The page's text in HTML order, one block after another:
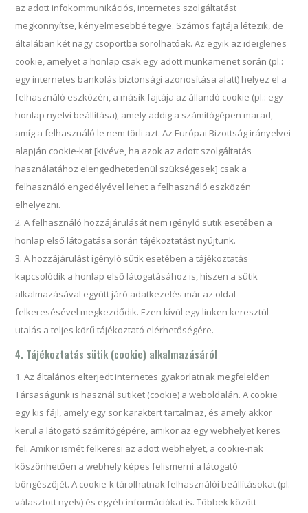
az adott infokommunikációs, internetes szolgáltatást
megkönnyítse, kényelmesebbé tegye. Számos fajtája létezik, de
általában két nagy csoportba sorolhatóak. Az egyik az ideiglenes
cookie, amelyet a honlap csak egy adott munkamenet során (pl.:
egy internetes bankolás biztonsági azonosítása alatt) helyez el a
felhasználó eszközén, a másik fajtája az állandó cookie (pl.: egy
honlap nyelvi beállítása), amely addig a számítógépen marad,
amíg a felhasználó le nem törli azt. Az Európai Bizottság irányelvei
alapján cookie-kat [kivéve, ha azok az adott szolgáltatás
használatához elengedhetetlenül szükségesek] csak a
felhasználó engedélyével lehet a felhasználó eszközén
elhelyezni.
A felhasználó hozzájárulását nem igénylő sütik esetében a
honlap első látogatása során tájékoztatást nyújtunk.
A hozzájárulást igénylő sütik esetében a tájékoztatás
kapcsolódik a honlap első látogatásához is, hiszen a sütik
alkalmazásával együtt járó adatkezelés már az oldal
felkeresésével megkezdődik. Ezen kívül egy linken keresztül
utalás a teljes körű tájékoztató elérhetőségére.
4. Tájékoztatás sütik (cookie) alkalmazásáról
Az általános elterjedt internetes gyakorlatnak megfelelően
Társaságunk is használ sütiket (cookie) a weboldalán. A cookie
egy kis fájl, amely egy sor karaktert tartalmaz, és amely akkor
kerül a látogató számítógépére, amikor az egy webhelyet keres
fel. Amikor ismét felkeresi az adott webhelyet, a cookie-nak
köszönhetően a webhely képes felismerni a látogató
böngészőjét. A cookie-k tárolhatnak felhasználói beállításokat (pl.
választott nyelv) és egyéb információkat is. Többek között